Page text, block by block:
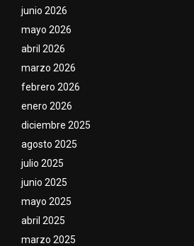
junio 2026
mayo 2026
abril 2026
marzo 2026
febrero 2026
enero 2026
diciembre 2025
agosto 2025
julio 2025
junio 2025
mayo 2025
abril 2025
marzo 2025